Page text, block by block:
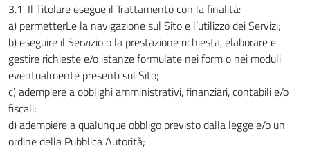
3.1. Il Titolare esegue il Trattamento con la finalità:
a) permetterLe la navigazione sul Sito e l’utilizzo dei Servizi;
b) eseguire il Servizio o la prestazione richiesta, elaborare e
gestire richieste e/o istanze formulate nei form o nei moduli
eventualmente presenti sul Sito;
c) adempiere a obblighi amministrativi, finanziari, contabili e/o
fiscali;
d) adempiere a qualunque obbligo previsto dalla legge e/o un
ordine della Pubblica Autorità;